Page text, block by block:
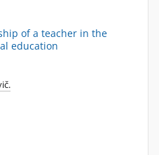
of a teacher in the
education